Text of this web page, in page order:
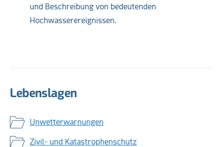
und Beschreibung von bedeutenden
Hochwasserereignissen.
Lebenslagen
Unwetterwarnungen
Zivil- und Katastrophenschutz